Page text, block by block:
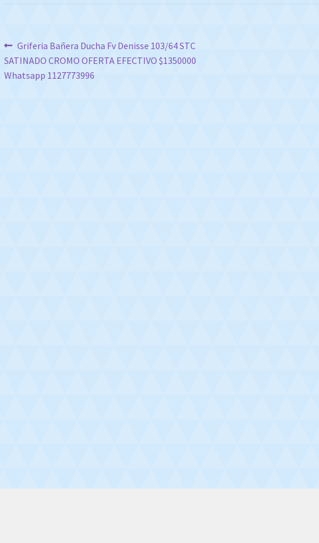
Navegación
de
Anterior:
Griferia Bañera Ducha Fv Denisse 103/64 STC
SATINADO CROMO OFERTA EFECTIVO $1350000
Whatsapp 1127773996